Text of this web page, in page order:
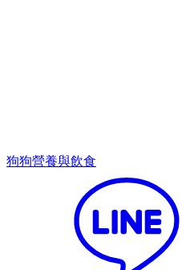
狗狗營養與飲食